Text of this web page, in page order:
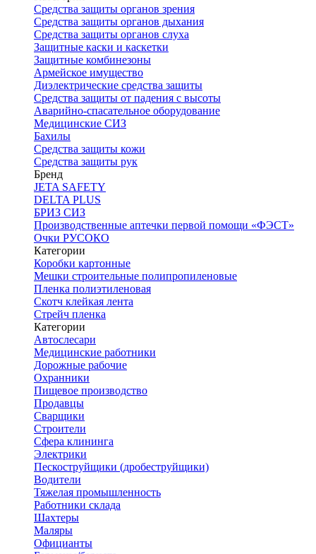
Средства защиты органов зрения
Средства защиты органов дыхания
Средства защиты органов слуха
Защитные каски и каскетки
Защитные комбинезоны
Армейское имущество
Диэлектрические средства защиты
Средства защиты от падения с высоты
Аварийно-спасательное оборудование
Медицинские СИЗ
Бахилы
Средства защиты кожи
Средства защиты рук
Бренд
JETA SAFETY
DELTA PLUS
БРИЗ СИЗ
Производственные аптечки первой помощи «ФЭСТ»
Очки РУСОКО
Категории
Коробки картонные
Мешки строительные полипропиленовые
Пленка полиэтиленовая
Скотч клейкая лента
Стрейч пленка
Категории
Автослесари
Медицинские работники
Дорожные рабочие
Охранники
Пищевое производство
Продавцы
Сварщики
Строители
Сфера клининга
Электрики
Пескоструйщики (дробеструйщики)
Водители
Тяжелая промышленность
Работники склада
Шахтеры
Маляры
Официанты